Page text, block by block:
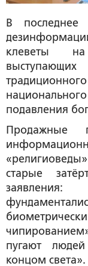
В последнее
клеветы
подавления
старые
пугают
концом света».